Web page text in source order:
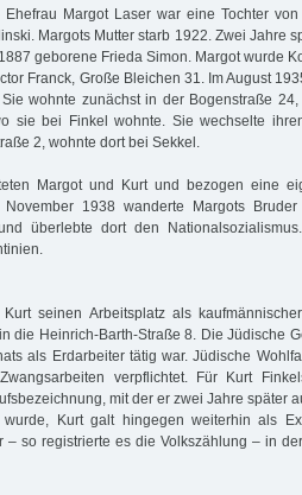
Ehefrau Margot Laser war eine Tochter
Margots Mutter starb 1922. Zwei Jahre
geborene Frieda Simon. Margot wurde
Franck, Große Bleichen 31. Im August
wohnte zunächst in der Bogenstraße
sie bei Finkel wohnte. Sie wechselte
2, wohnte dort bei Sekkel.
Margot und Kurt und bezogen eine
November 1938 wanderte Margots
überlebte dort den
seinen Arbeitsplatz als
die Heinrich-Barth-Straße 8. Die Jüdische
als Erdarbeiter tätig war. Jüdische
verpflichtet. Für Kurt
mit der er zwei Jahre später
Kurt galt hingegen weiterhin als
– so registrierte es die Volkszählung – in